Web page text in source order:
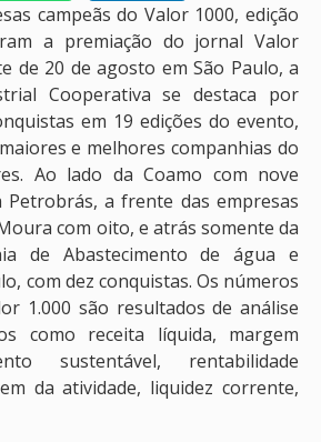
campeãs do Valor 1000, edição
a premiação do jornal Valor
de 20 de agosto em São Paulo, a
Cooperativa se destaca por
em 19 edições do evento,
e melhores companhias do
Ao lado da Coamo com nove
Petrobrás, a frente das empresas
com oito, e atrás somente da
de Abastecimento de água e
com dez conquistas. Os números
1.000 são resultados de análise
como receita líquida, margem
sustentável, rentabilidade
da atividade, liquidez corrente,